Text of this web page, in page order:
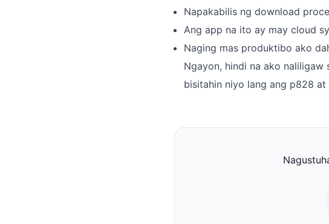
Napakabilis ng download
Ang app na ito ay may cloud
Naging mas produktibo ako
Ngayon, hindi na ako naliligaw
bisitahin niyo lang ang p828